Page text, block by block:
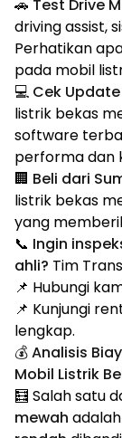
🚗 Test Drive
driving assist,
Perhatikan
pada mobil
💻 Cek
listrik bekas
software
performa dan
🏢 Beli dari
listrik bekas
yang
📞 Ingin
ahli? Tim
📌 Hubungi
📌 Kunjungi
lengkap.
💰 Analisis
Mobil Listrik
🧮 Salah satu
mewah adalah